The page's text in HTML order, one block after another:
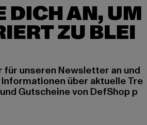
DICH AN, UM
ZU BLEI
für unseren Newsletter an und
über aktuelle Tre
Gutscheine von DefShop p